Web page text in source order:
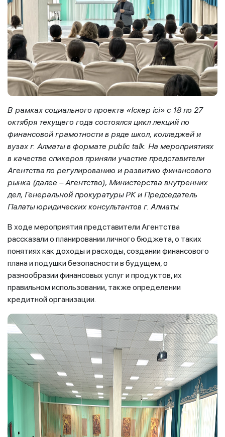
В рамках социального проекта «Іскер ісі» с 18 по 27
октября текущего года состоялся цикл лекций по
финансовой грамотности в ряде школ, колледжей и
вузах г. Алматы в формате public talk. На мероприятиях
в качестве спикеров приняли участие представители
Агентства по регулированию и развитию финансового
рынка (далее – Агентство), Министерства внутренних
дел, Генеральной прокуратуры РК и Председатель
Палаты юридических консультантов г. Алматы.
В ходе мероприятия представители Агентства
рассказали о планировании личного бюджета, о таких
понятиях как доходы и расходы, создании финансового
плана и подушки безопасности в будущем, о
разнообразии финансовых услуг и продуктов, их
правильном использовании, также определении
кредитной организации.